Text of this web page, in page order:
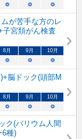
○ ○ ○
が苦手な方のレ
宮頚がん検査
8月 9月 10月
○ ○ ○
脳ドック(頭部M
8月 9月 10月
○ ○ ○
ク(バリウム人間
6種)